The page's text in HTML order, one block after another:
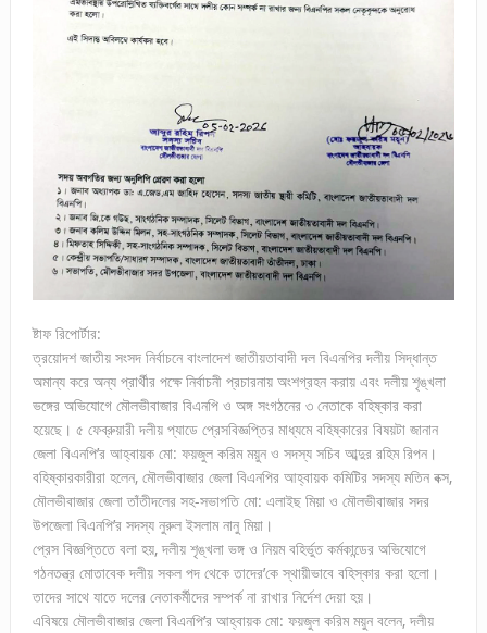
ষ্টাফ রিপোর্টার:
ত্রয়োদশ জাতীয় সংসদ নির্বাচনে বাংলাদেশ জাতীয়তাবাদী দল বিএনপির দলীয় সিদ্ধান্ত
অমান্য করে অন্য প্রার্থীর পক্ষে নির্বাচনী প্রচারনায় অংশগ্রহন করায় এবং দলীয় শৃঙ্খলা
ভঙ্গের অভিযোগে মৌলভীবাজার বিএনপি ও অঙ্গ সংগঠনের ৩ নেতাকে বহিষ্কার করা
হয়েছে। ৫ ফেব্রুয়ারী দলীয় প্যাডে প্রেসবিজ্ঞপ্তির মাধ্যমে বহিষ্কারের বিষয়টা জানান
জেলা বিএনপি’র আহ্বায়ক মো: ফয়জুল করিম ময়ুন ও সদস্য সচিব আব্দুর রহিম রিপন।
বহিষ্কারকারীরা হলেন, মৌলভীবাজার জেলা বিএনপির আহ্বায়ক কমিটির সদস্য মতিন বক্স,
মৌলভীবাজার জেলা তাঁতীদলের সহ-সভাপতি মো: এলাইছ মিয়া ও মৌলভীবাজার সদর
উপজেলা বিএনপি’র সদস্য নুরুল ইসলাম নানু মিয়া।
প্রেস বিজ্ঞপ্তিতে বলা হয়, দলীয় শৃঙ্খলা ভঙ্গ ও নিয়ম বহির্ভুত কর্মকান্ডের অভিযোগে
গঠনতন্ত্র মোতাবেক দলীয় সকল পদ থেকে তাদের’কে স্থায়ীভাবে বহিস্কার করা হলো।
তাদের সাথে যাতে দলের নেতাকর্মীদের সম্পর্ক না রাখার নির্দেশ দেয়া হয়।
এবিষয়ে মৌলভীবাজার জেলা বিএনপি’র আহ্বায়ক মো: ফয়জুল করিম ময়ুন বলেন, দলীয়